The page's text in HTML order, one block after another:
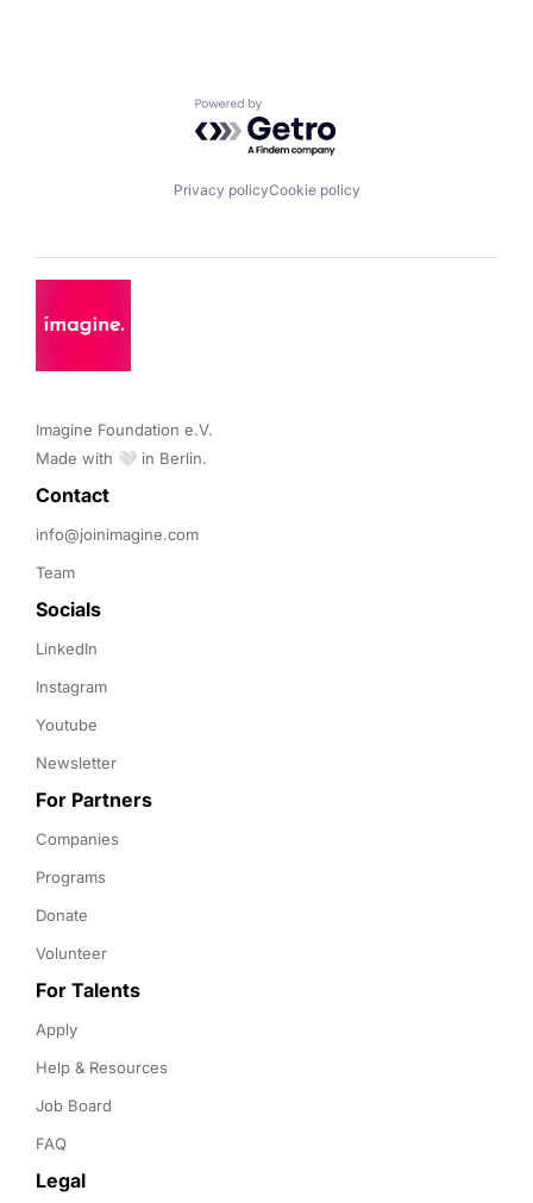
Powered by Getro.com
Privacy policyCookie policy
Imagine Foundation e.V.
Made with 🤍 in Berlin.
Contact
info@joinimagine.com
Team
Socials
LinkedIn
Instagram
Youtube
Newsletter
For Partners
Companies
Programs
Donate
Volunteer
For Talents
Apply
Help & Resources
Job Board
FAQ
Legal